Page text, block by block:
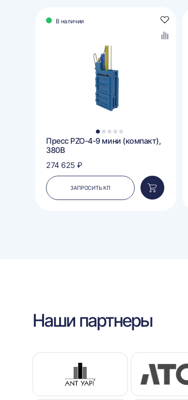
В наличии
Добавить
Добавить
1 2 3 4 5
Пресс PZO-4-9 мини (компакт),
380В
274 625 ₽
ЗАПРОСИТЬ КП
Добавить
в
Наши партнеры